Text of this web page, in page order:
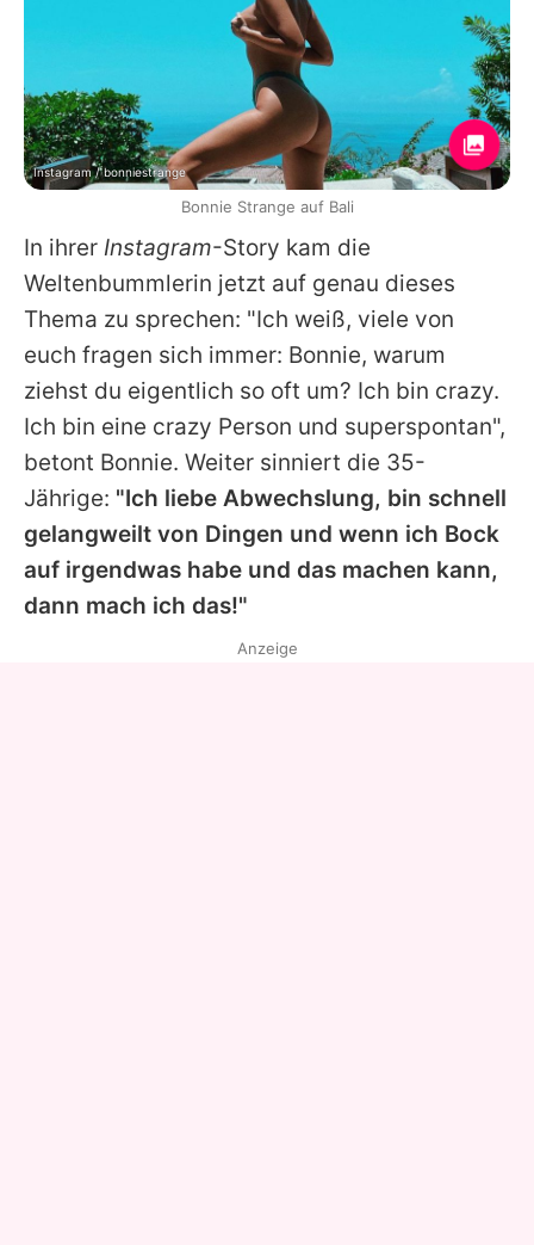
In ihrer Instagram-Story kam die
Weltenbummlerin jetzt auf genau dieses
Thema zu sprechen: "Ich weiß, viele von
euch fragen sich immer: Bonnie, warum
ziehst du eigentlich so oft um? Ich bin crazy.
Ich bin eine crazy Person und superspontan",
betont Bonnie. Weiter sinniert die 35-
Jährige: "Ich liebe Abwechslung, bin schnell
gelangweilt von Dingen und wenn ich Bock
auf irgendwas habe und das machen kann,
dann mach ich das!"
Instagram / bonniestrange
Bonnie Strange auf Bali
Anzeige